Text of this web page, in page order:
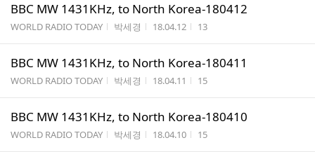
BBC MW 1431KHz, to North Korea-180412
게시판명
WORLD RADIO TODAY 작성자
박세경 작성시간
18.04.12 조회수
13
BBC MW 1431KHz, to North Korea-180411
게시판명
WORLD RADIO TODAY 작성자
박세경 작성시간
18.04.11 조회수
15
BBC MW 1431KHz, to North Korea-180410
게시판명
WORLD RADIO TODAY 작성자
박세경 작성시간
18.04.10 조회수
15